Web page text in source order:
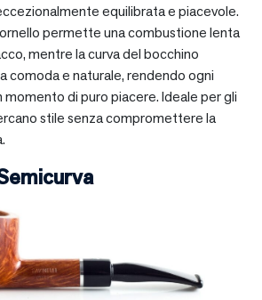
equilibrata e piacevole.
permette una combustione lenta
mentre la curva del bocchino
comoda e naturale, rendendo ogni
momento di puro piacere. Ideale per gli
stile senza compromettere la